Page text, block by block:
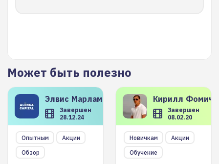
Может быть полезно
Элвис Марламов
Завершен
28.12.24
Опытным
Акции
Обзор
Кирилл
Завершен
08.02.20
Новичкам
Акции
Обучение